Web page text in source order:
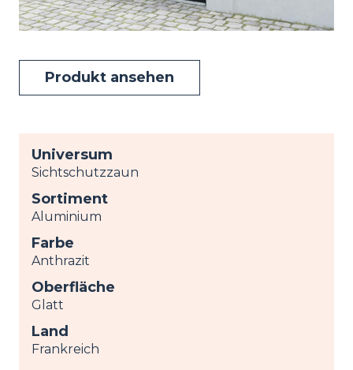
Produkt ansehen
Universum
Sichtschutzzaun
Sortiment
Aluminium
Farbe
Anthrazit
Oberfläche
Glatt
Land
Frankreich